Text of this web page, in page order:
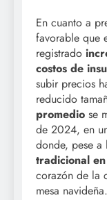
En cuanto a
favorable que
registrado
costos de
subir precios
reducido
promedio se
de 2024, en
donde, pese
tradicional
corazón de la
mesa navideña.